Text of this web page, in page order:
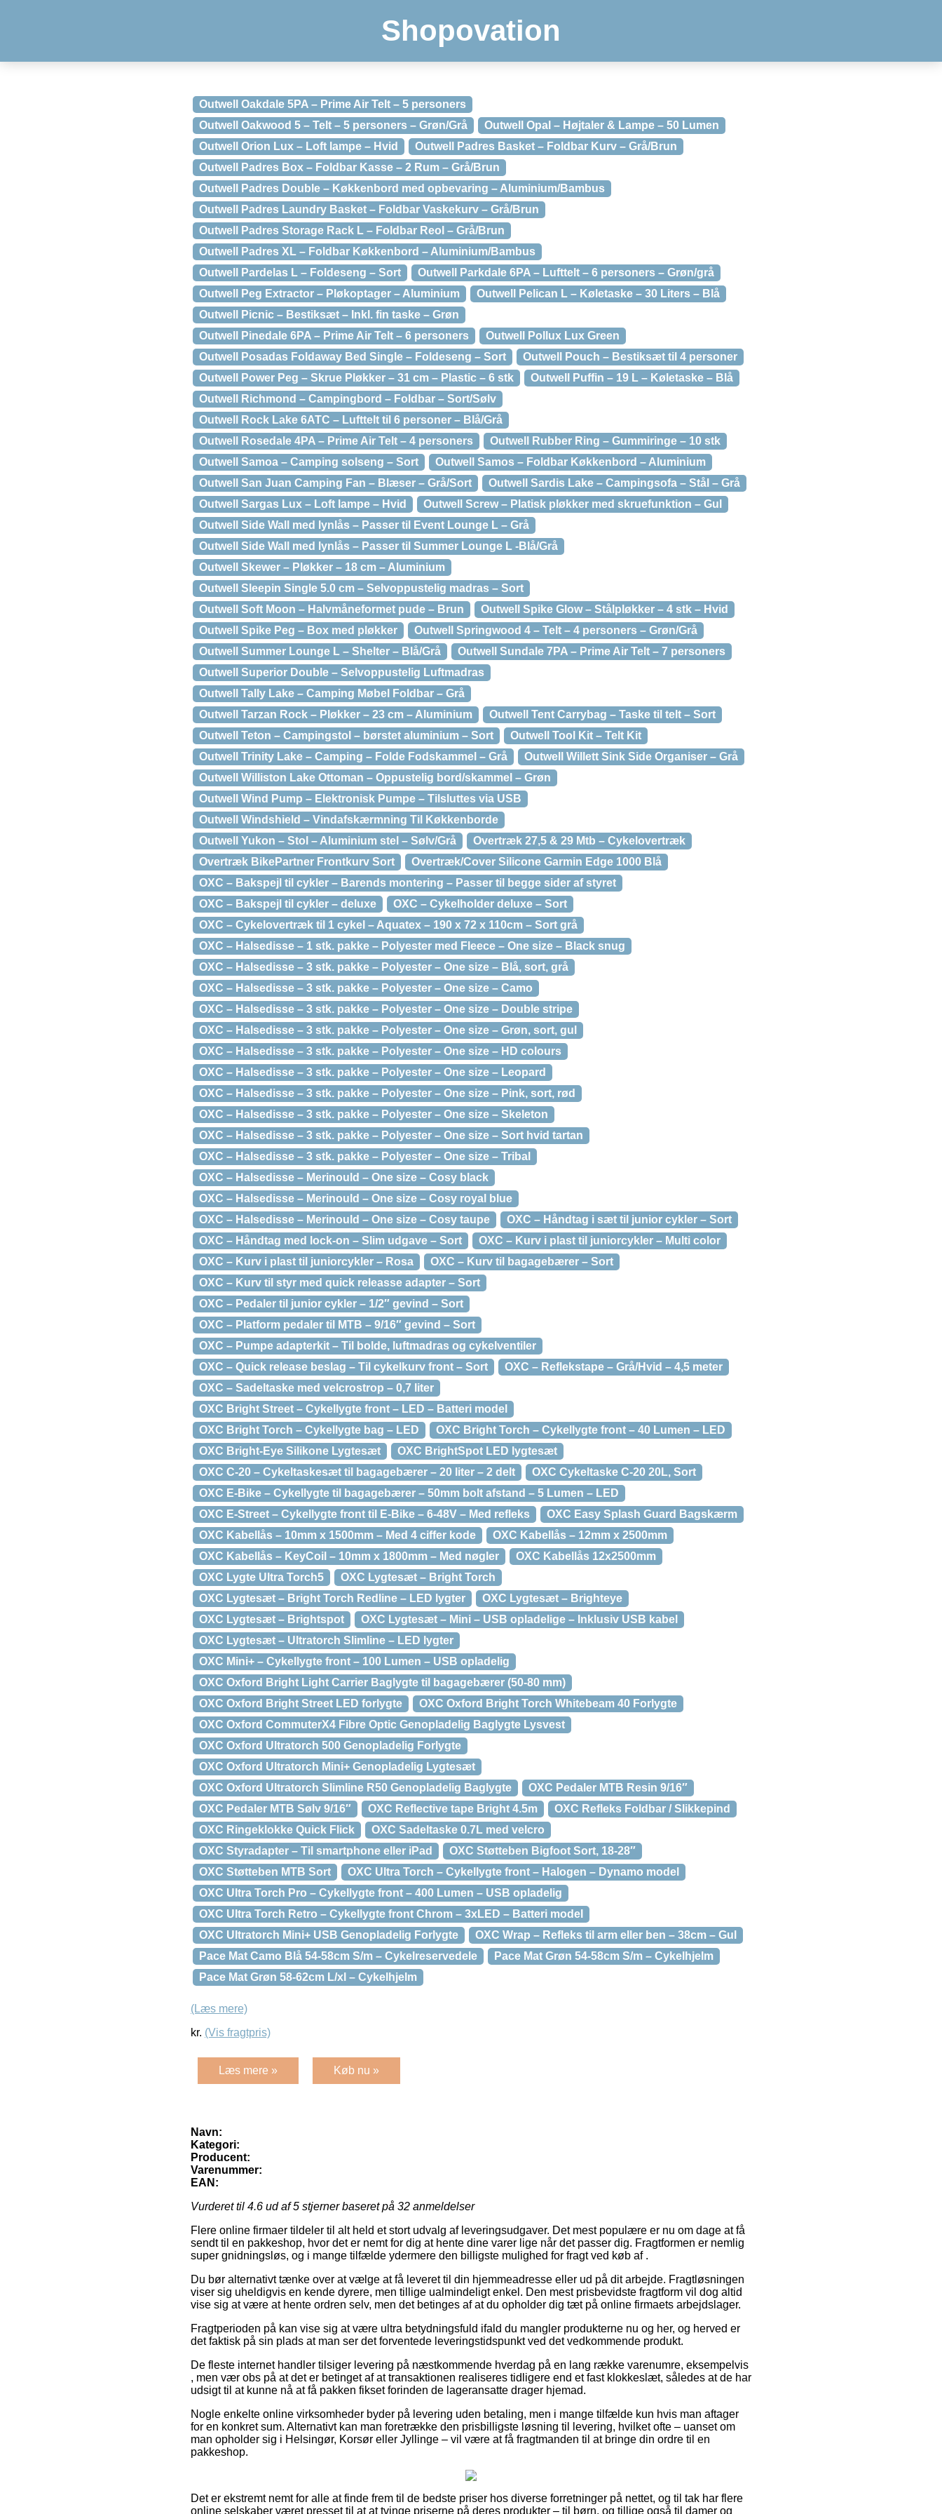
Shopovation
Outwell Oakdale 5PA – Prime Air Telt – 5 personers
Outwell Oakwood 5 – Telt – 5 personers – Grøn/Grå
Outwell Opal – Højtaler & Lampe – 50 Lumen
Outwell Orion Lux – Loft lampe – Hvid
Outwell Padres Basket – Foldbar Kurv – Grå/Brun
Outwell Padres Box – Foldbar Kasse – 2 Rum – Grå/Brun
Outwell Padres Double – Køkkenbord med opbevaring – Aluminium/Bambus
Outwell Padres Laundry Basket – Foldbar Vaskekurv – Grå/Brun
Outwell Padres Storage Rack L – Foldbar Reol – Grå/Brun
Outwell Padres XL – Foldbar Køkkenbord – Aluminium/Bambus
Outwell Pardelas L – Foldeseng – Sort
Outwell Parkdale 6PA – Lufttelt – 6 personers – Grøn/grå
Outwell Peg Extractor – Pløkoptager – Aluminium
Outwell Pelican L – Køletaske – 30 Liters – Blå
Outwell Picnic – Bestiksæt – Inkl. fin taske – Grøn
Outwell Pinedale 6PA – Prime Air Telt – 6 personers
Outwell Pollux Lux Green
Outwell Posadas Foldaway Bed Single – Foldeseng – Sort
Outwell Pouch – Bestiksæt til 4 personer
Outwell Power Peg – Skrue Pløkker – 31 cm – Plastic – 6 stk
Outwell Puffin – 19 L – Køletaske – Blå
Outwell Richmond – Campingbord – Foldbar – Sort/Sølv
Outwell Rock Lake 6ATC – Lufttelt til 6 personer – Blå/Grå
Outwell Rosedale 4PA – Prime Air Telt – 4 personers
Outwell Rubber Ring – Gummiringe – 10 stk
Outwell Samoa – Camping solseng – Sort
Outwell Samos – Foldbar Køkkenbord – Aluminium
Outwell San Juan Camping Fan – Blæser – Grå/Sort
Outwell Sardis Lake – Campingsofa – Stål – Grå
Outwell Sargas Lux – Loft lampe – Hvid
Outwell Screw – Platisk pløkker med skruefunktion – Gul
Outwell Side Wall med lynlås – Passer til Event Lounge L – Grå
Outwell Side Wall med lynlås – Passer til Summer Lounge L -Blå/Grå
Outwell Skewer – Pløkker – 18 cm – Aluminium
Outwell Sleepin Single 5.0 cm – Selvoppustelig madras – Sort
Outwell Soft Moon – Halvmåneformet pude – Brun
Outwell Spike Glow – Stålpløkker – 4 stk – Hvid
Outwell Spike Peg – Box med pløkker
Outwell Springwood 4 – Telt – 4 personers – Grøn/Grå
Outwell Summer Lounge L – Shelter – Blå/Grå
Outwell Sundale 7PA – Prime Air Telt – 7 personers
Outwell Superior Double – Selvoppustelig Luftmadras
Outwell Tally Lake – Camping Møbel Foldbar – Grå
Outwell Tarzan Rock – Pløkker – 23 cm – Aluminium
Outwell Tent Carrybag – Taske til telt – Sort
Outwell Teton – Campingstol – børstet aluminium – Sort
Outwell Tool Kit – Telt Kit
Outwell Trinity Lake – Camping – Folde Fodskammel – Grå
Outwell Willett Sink Side Organiser – Grå
Outwell Williston Lake Ottoman – Oppustelig bord/skammel – Grøn
Outwell Wind Pump – Elektronisk Pumpe – Tilsluttes via USB
Outwell Windshield – Vindafskærmning Til Køkkenborde
Outwell Yukon – Stol – Aluminium stel – Sølv/Grå
Overtræk 27,5 & 29 Mtb – Cykelovertræk
Overtræk BikePartner Frontkurv Sort
Overtræk/Cover Silicone Garmin Edge 1000 Blå
OXC – Bakspejl til cykler – Barends montering – Passer til begge sider af styret
OXC – Bakspejl til cykler – deluxe
OXC – Cykelholder deluxe – Sort
OXC – Cykelovertræk til 1 cykel – Aquatex – 190 x 72 x 110cm – Sort grå
OXC – Halsedisse – 1 stk. pakke – Polyester med Fleece – One size – Black snug
OXC – Halsedisse – 3 stk. pakke – Polyester – One size – Blå, sort, grå
OXC – Halsedisse – 3 stk. pakke – Polyester – One size – Camo
OXC – Halsedisse – 3 stk. pakke – Polyester – One size – Double stripe
OXC – Halsedisse – 3 stk. pakke – Polyester – One size – Grøn, sort, gul
OXC – Halsedisse – 3 stk. pakke – Polyester – One size – HD colours
OXC – Halsedisse – 3 stk. pakke – Polyester – One size – Leopard
OXC – Halsedisse – 3 stk. pakke – Polyester – One size – Pink, sort, rød
OXC – Halsedisse – 3 stk. pakke – Polyester – One size – Skeleton
OXC – Halsedisse – 3 stk. pakke – Polyester – One size – Sort hvid tartan
OXC – Halsedisse – 3 stk. pakke – Polyester – One size – Tribal
OXC – Halsedisse – Merinould – One size – Cosy black
OXC – Halsedisse – Merinould – One size – Cosy royal blue
OXC – Halsedisse – Merinould – One size – Cosy taupe
OXC – Håndtag i sæt til junior cykler – Sort
OXC – Håndtag med lock-on – Slim udgave – Sort
OXC – Kurv i plast til juniorcykler – Multi color
OXC – Kurv i plast til juniorcykler – Rosa
OXC – Kurv til bagagebærer – Sort
OXC – Kurv til styr med quick releasse adapter – Sort
OXC – Pedaler til junior cykler – 1/2″ gevind – Sort
OXC – Platform pedaler til MTB – 9/16″ gevind – Sort
OXC – Pumpe adapterkit – Til bolde, luftmadras og cykelventiler
OXC – Quick release beslag – Til cykelkurv front – Sort
OXC – Reflekstape – Grå/Hvid – 4,5 meter
OXC – Sadeltaske med velcrostrop – 0,7 liter
OXC Bright Street – Cykellygte front – LED – Batteri model
OXC Bright Torch – Cykellygte bag – LED
OXC Bright Torch – Cykellygte front – 40 Lumen – LED
OXC Bright-Eye Silikone Lygtesæt
OXC BrightSpot LED lygtesæt
OXC C-20 – Cykeltaskesæt til bagagebærer – 20 liter – 2 delt
OXC Cykeltaske C-20 20L, Sort
OXC E-Bike – Cykellygte til bagagebærer – 50mm bolt afstand – 5 Lumen – LED
OXC E-Street – Cykellygte front til E-Bike – 6-48V – Med refleks
OXC Easy Splash Guard Bagskærm
OXC Kabellås – 10mm x 1500mm – Med 4 ciffer kode
OXC Kabellås – 12mm x 2500mm
OXC Kabellås – KeyCoil – 10mm x 1800mm – Med nøgler
OXC Kabellås 12x2500mm
OXC Lygte Ultra Torch5
OXC Lygtesæt – Bright Torch
OXC Lygtesæt – Bright Torch Redline – LED lygter
OXC Lygtesæt – Brighteye
OXC Lygtesæt – Brightspot
OXC Lygtesæt – Mini – USB opladelige – Inklusiv USB kabel
OXC Lygtesæt – Ultratorch Slimline – LED lygter
OXC Mini+ – Cykellygte front – 100 Lumen – USB opladelig
OXC Oxford Bright Light Carrier Baglygte til bagagebærer (50-80 mm)
OXC Oxford Bright Street LED forlygte
OXC Oxford Bright Torch Whitebeam 40 Forlygte
OXC Oxford CommuterX4 Fibre Optic Genopladelig Baglygte Lysvest
OXC Oxford Ultratorch 500 Genopladelig Forlygte
OXC Oxford Ultratorch Mini+ Genopladelig Lygtesæt
OXC Oxford Ultratorch Slimline R50 Genopladelig Baglygte
OXC Pedaler MTB Resin 9/16″
OXC Pedaler MTB Sølv 9/16″
OXC Reflective tape Bright 4.5m
OXC Refleks Foldbar / Slikkepind
OXC Ringeklokke Quick Flick
OXC Sadeltaske 0.7L med velcro
OXC Styradapter – Til smartphone eller iPad
OXC Støtteben Bigfoot Sort, 18-28″
OXC Støtteben MTB Sort
OXC Ultra Torch – Cykellygte front – Halogen – Dynamo model
OXC Ultra Torch Pro – Cykellygte front – 400 Lumen – USB opladelig
OXC Ultra Torch Retro – Cykellygte front Chrom – 3xLED – Batteri model
OXC Ultratorch Mini+ USB Genopladelig Forlygte
OXC Wrap – Refleks til arm eller ben – 38cm – Gul
Pace Mat Camo Blå 54-58cm S/m – Cykelreservedele
Pace Mat Grøn 54-58cm S/m – Cykelhjelm
Pace Mat Grøn 58-62cm L/xl – Cykelhjelm
(Læs mere)
kr. (Vis fragtpris)
Læs mere » Køb nu »
Navn:
Kategori:
Producent:
Varenummer:
EAN:
Vurderet til 4.6 ud af 5 stjerner baseret på 32 anmeldelser
Flere online firmaer tildeler til alt held et stort udvalg af leveringsudgaver. Det mest populære er nu om dage at få
sendt til en pakkeshop, hvor det er nemt for dig at hente dine varer lige når det passer dig. Fragtformen er nemlig
super gnidningsløs, og i mange tilfælde ydermere den billigste mulighed for fragt ved køb af .
Du bør alternativt tænke over at vælge at få leveret til din hjemmeadresse eller ud på dit arbejde. Fragtløsningen
viser sig uheldigvis en kende dyrere, men tillige ualmindeligt enkel. Den mest prisbevidste fragtform vil dog altid
vise sig at være at hente ordren selv, men det betinges af at du opholder dig tæt på online firmaets arbejdslager.
Fragtperioden på kan vise sig at være ultra betydningsfuld ifald du mangler produkterne nu og her, og herved er
det faktisk på sin plads at man ser det forventede leveringstidspunkt ved det vedkommende produkt.
De fleste internet handler tilsiger levering på næstkommende hverdag på en lang række varenumre, eksempelvis
, men vær obs på at det er betinget af at transaktionen realiseres tidligere end et fast klokkeslæt, således at de har
udsigt til at kunne nå at få pakken fikset forinden de lageransatte drager hjemad.
Nogle enkelte online virksomheder byder på levering uden betaling, men i mange tilfælde kun hvis man aftager
for en konkret sum. Alternativt kan man foretrække den prisbilligste løsning til levering, hvilket ofte – uanset om
man opholder sig i Helsingør, Korsør eller Jyllinge – vil være at få fragtmanden til at bringe din ordre til en
pakkeshop.
Det er ekstremt nemt for alle at finde frem til de bedste priser hos diverse forretninger på nettet, og til tak har flere
online selskaber været presset til at at tvinge priserne på deres produkter – til børn, og tillige også til damer og